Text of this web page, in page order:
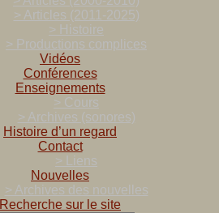
> Articles (2011-2025)
> Histoire
> Productions complices
Vidéos
Conférences
Enseignements
> Cours
> Archives (sonores)
Histoire d’un regard
Contact
> Liens
Nouvelles
> Archives des nouvelles
Recherche sur le site